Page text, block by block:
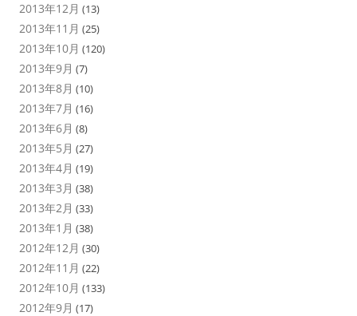
2013年12月 (13)
2013年11月 (25)
2013年10月 (120)
2013年9月 (7)
2013年8月 (10)
2013年7月 (16)
2013年6月 (8)
2013年5月 (27)
2013年4月 (19)
2013年3月 (38)
2013年2月 (33)
2013年1月 (38)
2012年12月 (30)
2012年11月 (22)
2012年10月 (133)
2012年9月 (17)